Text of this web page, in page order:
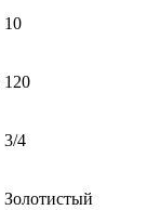
10
120
3/4
Золотистый